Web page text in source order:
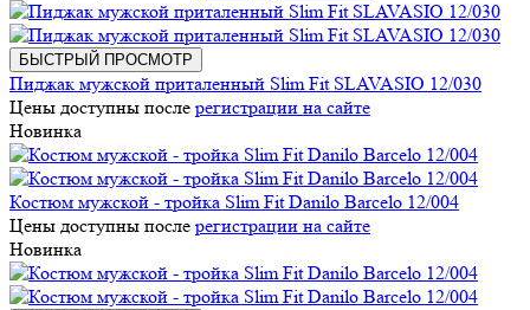
БЫСТРЫЙ ПРОСМОТР
Пиджак мужской приталенный Slim Fit SLAVASIO 12/030
Цены доступны после регистрации на сайте
Новинка
Костюм мужской - тройка Slim Fit Danilo Barcelo 12/004
Цены доступны после регистрации на сайте
Новинка